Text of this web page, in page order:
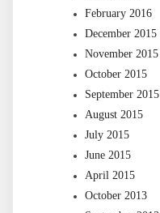
February 2016
December 2015
November 2015
October 2015
September 2015
August 2015
July 2015
June 2015
April 2015
October 2013